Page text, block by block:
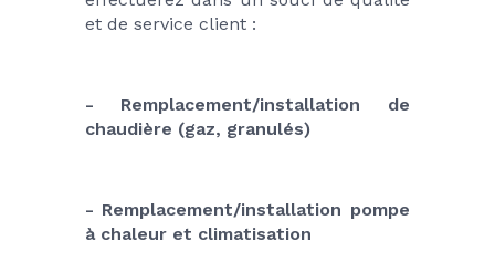
et de service client :
- Remplacement/installation de
chaudière (gaz, granulés)
- Remplacement/installation pompe
à chaleur et climatisation